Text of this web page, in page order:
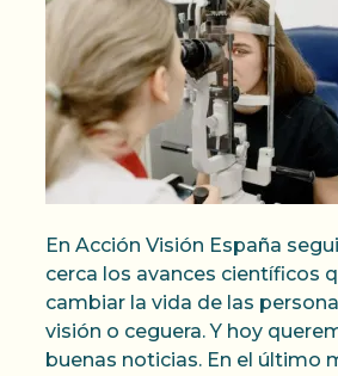
En Acción Visión España
cerca los avances científicos
cambiar la vida de las
visión o ceguera. Y hoy
buenas noticias. En el último